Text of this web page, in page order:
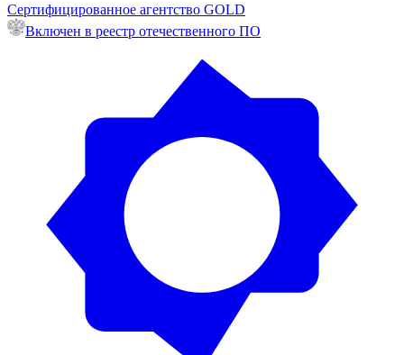
Сертифицированное агентство GOLD
Включен в реестр отечественного ПО